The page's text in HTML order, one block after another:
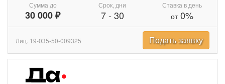
Сумма до
30 000 ₽
Срок, дни
7- 30
Ставка в день
от0%
Лиц. 19-035-50-009325 Подать заявку